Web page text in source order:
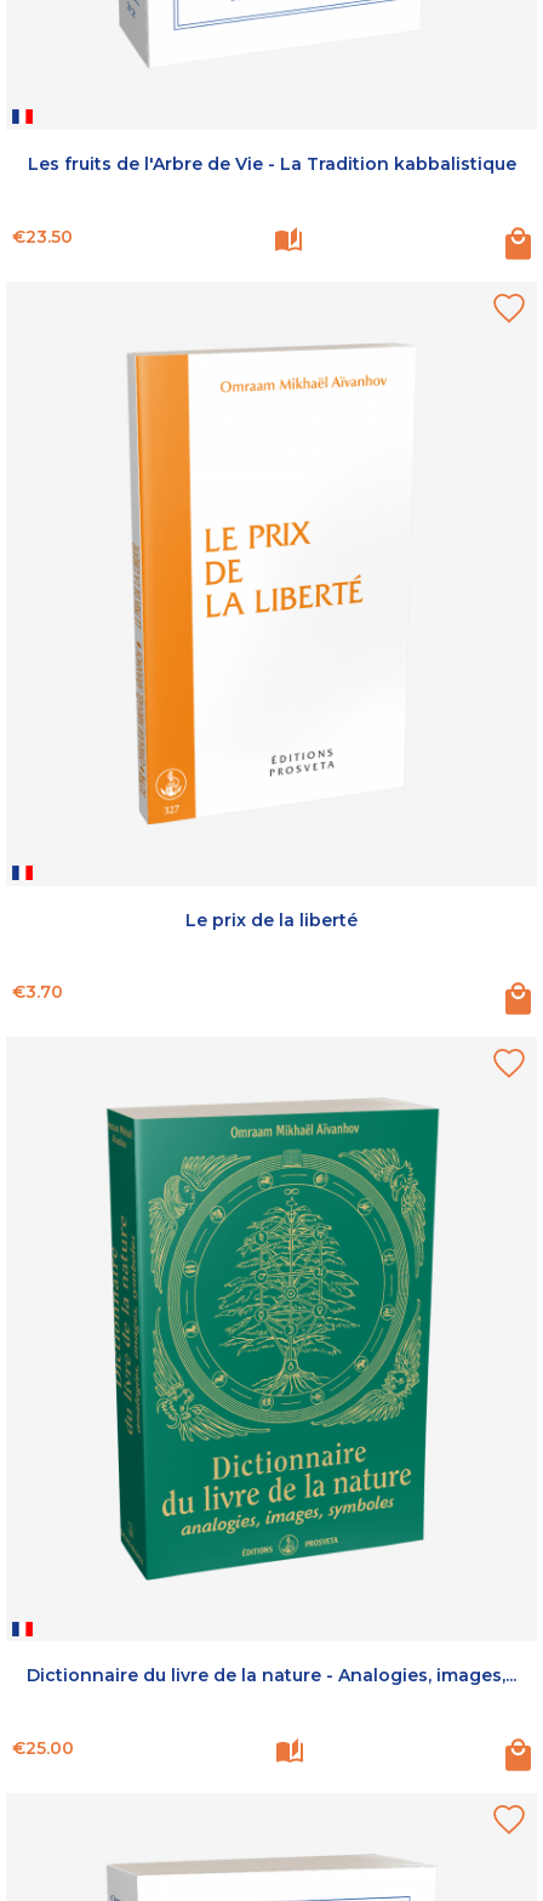
Les fruits de l'Arbre de Vie - La Tradition kabbalistique
Price
€23.50
Le prix de la liberté
Price
€3.70
Dictionnaire du livre de la nature - Analogies, images,...
Price
€25.00